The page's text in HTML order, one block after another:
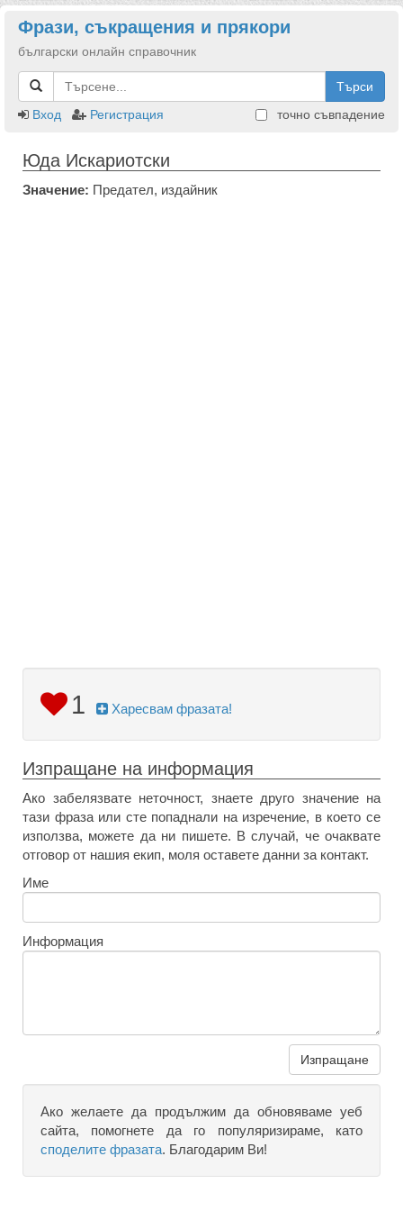
Фрази, съкращения и прякори
български онлайн справочник
Търси
Вход
Регистрация точно съвпадение
Юда Искариотски
Значение: Предател, издайник
1 Харесвам фразата!
Изпращане на информация
Ако забелязвате неточност, знаете друго значение на
тази фраза или сте попаднали на изречение, в което се
използва, можете да ни пишете. В случай, че очаквате
отговор от нашия екип, моля оставете данни за контакт.
Име
Информация
Изпращане
Ако желаете да продължим да обновяваме уеб
сайта, помогнете да го популяризираме, като
споделите фразата. Благодарим Ви!